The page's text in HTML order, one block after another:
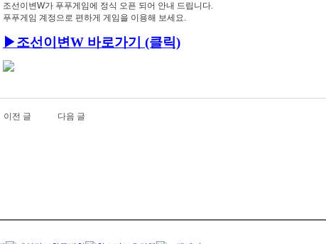
조선이변W가 푸푸게임에 정식 오픈 되어 안내 드립니다.
푸푸게임 계정으로 편하게 게임을 이용해 보세요.
▶조선이변W 바로가기 (클릭)
이전 글 다음 글